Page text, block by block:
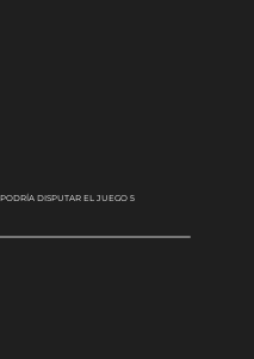
DISPUTAR EL JUEGO 5